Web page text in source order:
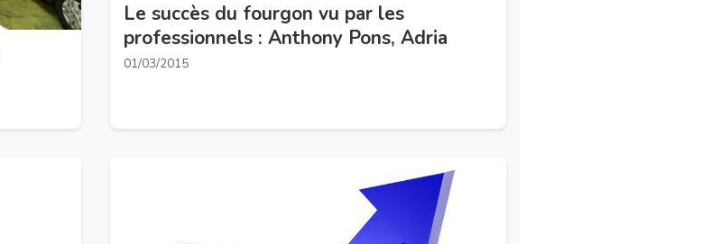
Le succès du fourgon vu par les
professionnels : Anthony Pons, Adria
01/03/2015